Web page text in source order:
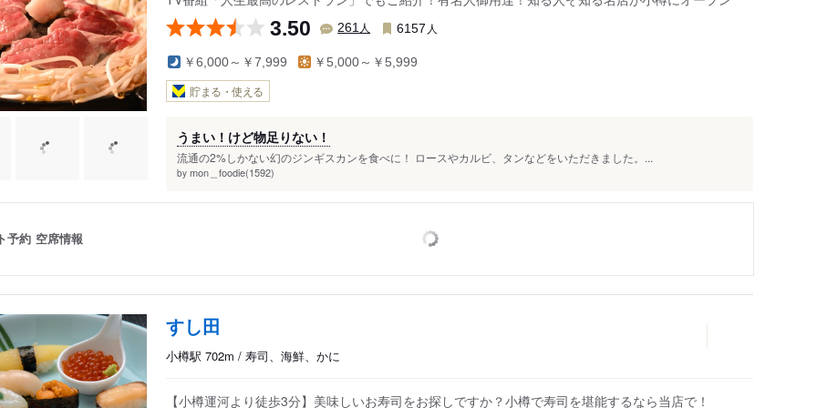
3.50 261 人 6157 人
￥6,000～￥7,999 ￥5,000～￥5,999
貯まる・使える
うまい！けど物足りない！
流通の2%しかない幻のジンギスカンを食べに！ ロースやカルビ、タンなどをいただきました。...
by mon＿foodie(1592)
予約 空席情報
すし田
小樽駅 702m / 寿司、海鮮、かに
【小樽運河より徒歩3分】美味しいお寿司をお探しですか？小樽で寿司を堪能するなら当店で！